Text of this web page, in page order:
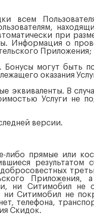
всем
при
Информация о
Приложения;
Бонусы могут быть
оказания
эквиваленты. В
Услуги не
версии.
либо прямые или
результатом
Приложения,
ни Ситимобил не
ни Ситимобил не
телефона,
Скидок.